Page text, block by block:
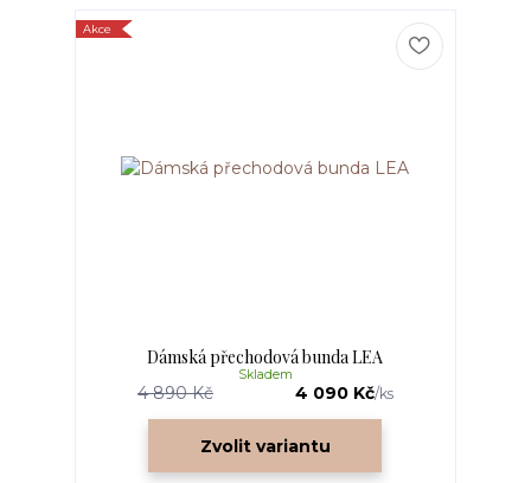
Akce
Dámská přechodová bunda LEA
4 890 Kč 4 090 Kč/ks
Skladem
Zvolit variantu